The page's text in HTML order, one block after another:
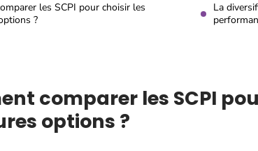
les SCPI pour choisir les
?
La
comparer les SCPI
options ?